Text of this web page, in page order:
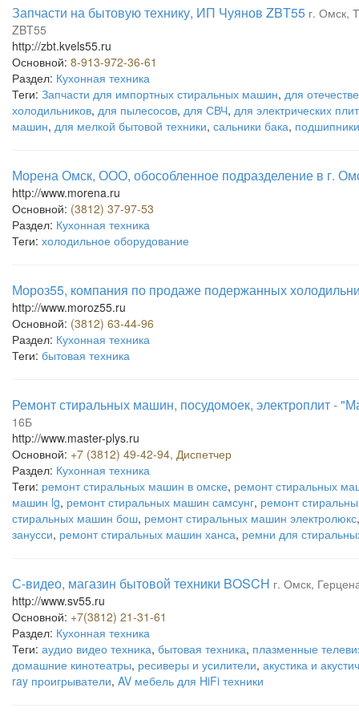
Запчасти на бытовую технику, ИП Чуянов ZBT55 г. Омск,
ZBT55
http://zbt.kvels55.ru
Основной: 8-913-972-36-61
Раздел: Кухонная техника
Теги: Запчасти для импортных стиральных машин, для
холодильников, для пылесосов, для СВЧ, для электрических
машин, для мелкой бытовой техники, сальники бака, подшипники
Морена Омск, ООО, обособленное подразделение в г.
http://www.morena.ru
Основной: (3812) 37-97-53
Раздел: Кухонная техника
Теги: холодильное оборудование
Мороз55, компания по продаже подержанных
http://www.moroz55.ru
Основной: (3812) 63-44-96
Раздел: Кухонная техника
Теги: бытовая техника
Ремонт стиральных машин, посудомоек, электроплит -
16Б
http://www.master-plys.ru
Основной: +7 (3812) 49-42-94, Диспетчер
Раздел: Кухонная техника
Теги: ремонт стиральных машин в омске, ремонт стиральных
машин lg, ремонт стиральных машин самсунг, ремонт
стиральных машин бош, ремонт стиральных машин электролюкс
занусси, ремонт стиральных машин ханса, ремни для
С-видео, магазин бытовой техники BOSCH г. Омск,
http://www.sv55.ru
Основной: +7(3812) 21-31-61
Раздел: Кухонная техника
Теги: аудио видео техника, бытовая техника, плазменные
домашние кинотеатры, ресиверы и усилители, акустика и
ray проигрыватели, AV мебель для HiFi техники